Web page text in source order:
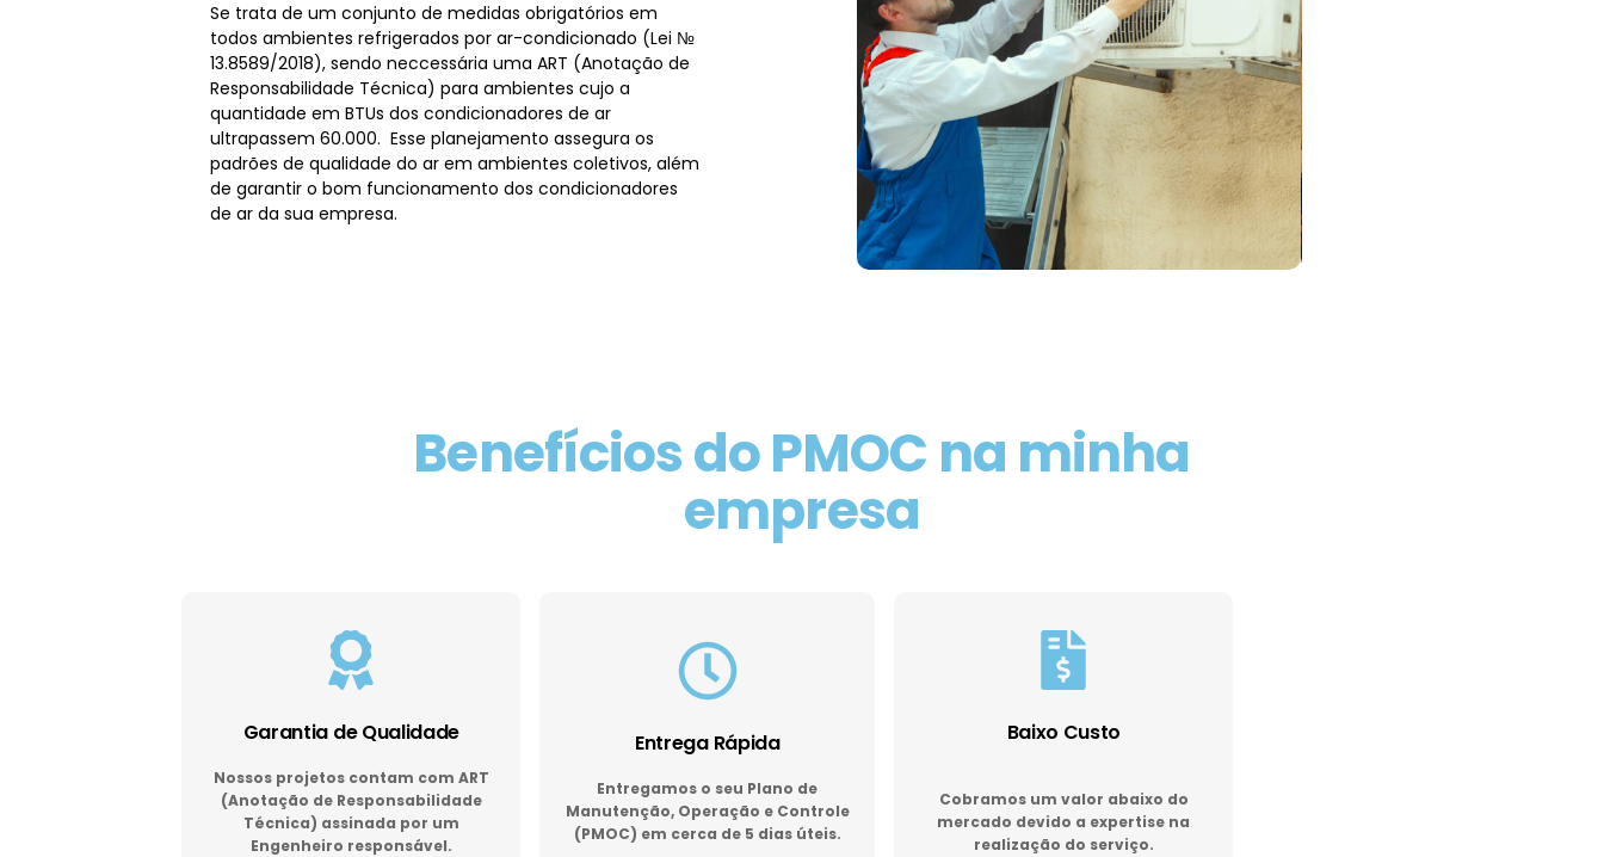
Se trata de um conjunto de medidas obrigatórios em
todos ambientes refrigerados por ar-condicionado (Lei №
13.8589/2018), sendo neccessária uma ART (Anotação de
Responsabilidade Técnica) para ambientes cujo a
quantidade em BTUs dos condicionadores de ar
ultrapassem 60.000. Esse planejamento assegura os
padrões de qualidade do ar em ambientes coletivos, além
de garantir o bom funcionamento dos condicionadores
de ar da sua empresa.
Benefícios do PMOC na minha
empresa
Garantia de Qualidade
Nossos projetos contam com ART
(Anotação de Responsabilidade
Técnica) assinada por um
Engenheiro responsável.
Entrega Rápida
Entregamos o seu Plano de
Manutenção, Operação e Controle
(PMOC) em cerca de 5 dias úteis.
Baixo Custo
Cobramos um valor abaixo do
mercado devido a expertise na
realização do serviço.